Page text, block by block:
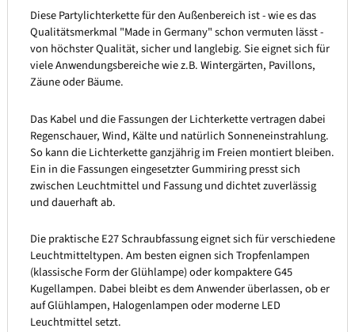
Diese Partylichterkette für den Außenbereich ist - wie es das
Qualitätsmerkmal "Made in Germany" schon vermuten lässt -
von höchster Qualität, sicher und langlebig. Sie eignet sich für
viele Anwendungsbereiche wie z.B. Wintergärten, Pavillons,
Zäune oder Bäume.
Das Kabel und die Fassungen der Lichterkette vertragen dabei
Regenschauer, Wind, Kälte und natürlich Sonneneinstrahlung.
So kann die Lichterkette ganzjährig im Freien montiert bleiben.
Ein in die Fassungen eingesetzter Gummiring presst sich
zwischen Leuchtmittel und Fassung und dichtet zuverlässig
und dauerhaft ab.
Die praktische E27 Schraubfassung eignet sich für verschiedene
Leuchtmitteltypen. Am besten eignen sich Tropfenlampen
(klassische Form der Glühlampe) oder kompaktere G45
Kugellampen. Dabei bleibt es dem Anwender überlassen, ob er
auf Glühlampen, Halogenlampen oder moderne LED
Leuchtmittel setzt.